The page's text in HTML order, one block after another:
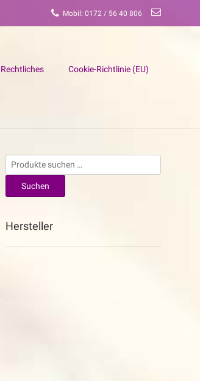
Mobil: 0172 / 56 40 806
Rechtliches Cookie-Richtlinie (EU)
Suchen
nach:
Suchen
Hersteller